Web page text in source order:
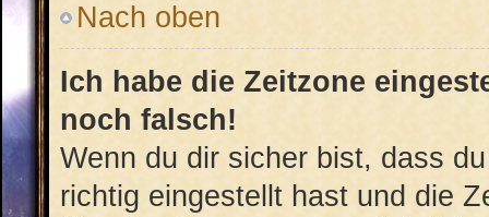
Nach oben
Ich habe die Zeitzone
noch falsch!
Wenn du dir sicher bist, dass
richtig eingestellt hast und die